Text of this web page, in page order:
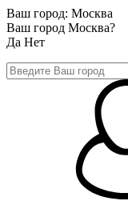
Ваш город: Москва
Ваш город Москва?
Да Нет